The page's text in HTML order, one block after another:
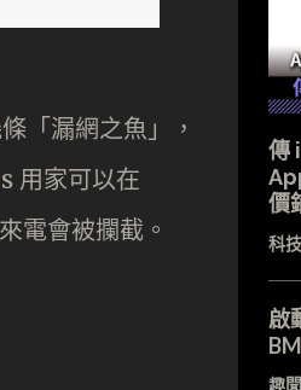
「漏網之魚」，
用家可以在
電會被攔截。
傳
價
科
啟
趣聞